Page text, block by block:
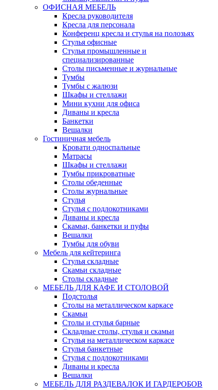
ОФИСНАЯ МЕБЕЛЬ
Кресла руководителя
Кресла для персонала
Конференц кресла и стулья на полозьях
Стулья офисные
Стулья промышленные и
специализированные
Столы письменные и журнальные
Тумбы
Тумбы с жалюзи
Шкафы и стеллажи
Мини кухни для офиса
Диваны и кресла
Банкетки
Вешалки
Гостиничная мебель
Кровати односпальные
Матрасы
Шкафы и стеллажи
Тумбы прикроватные
Столы обеденные
Столы журнальные
Стулья
Стулья с подлокотниками
Диваны и кресла
Скамьи, банкетки и пуфы
Вешалки
Тумбы для обуви
Мебель для кейтеринга
Стулья складные
Скамьи складные
Столы складные
МЕБЕЛЬ ДЛЯ КАФЕ И СТОЛОВОЙ
Подстолья
Столы на металлическом каркасе
Скамьи
Столы и стулья барные
Складные столы, стулья и скамьи
Стулья на металлическом каркасе
Стулья банкетные
Стулья с подлокотниками
Диваны и кресла
Вешалки
МЕБЕЛЬ ДЛЯ РАЗДЕВАЛОК И ГАРДЕРОБОВ